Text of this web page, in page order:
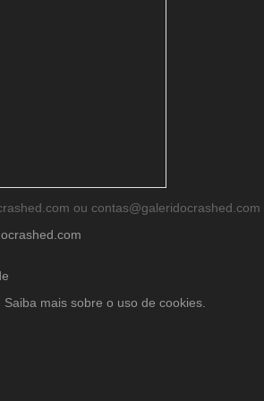
ou contas@galeridocrashed.com
Saiba mais sobre o uso de cookies.